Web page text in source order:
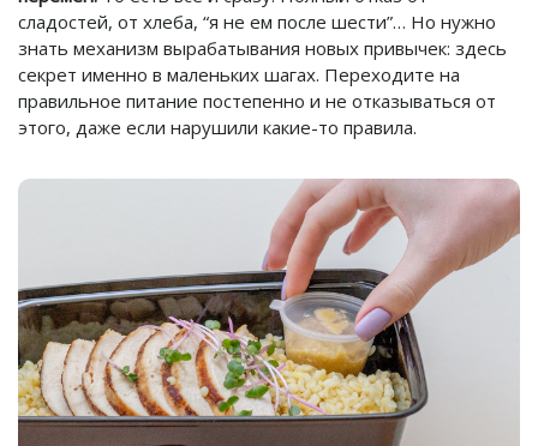
сладостей, от хлеба, “я не ем после шести”… Но нужно
знать механизм вырабатывания новых привычек: здесь
секрет именно в маленьких шагах. Переходите на
правильное питание постепенно и не отказываться от
этого, даже если нарушили какие-то правила.